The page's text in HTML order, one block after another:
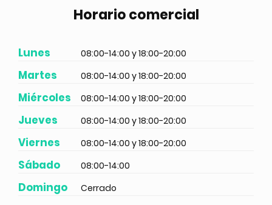
Horario comercial
Lunes 08:00-14:00 y 18:00-20:00
Martes 08:00-14:00 y 18:00-20:00
Miércoles 08:00-14:00 y 18:00-20:00
Jueves 08:00-14:00 y 18:00-20:00
Viernes 08:00-14:00 y 18:00-20:00
Sábado 08:00-14:00
Domingo Cerrado